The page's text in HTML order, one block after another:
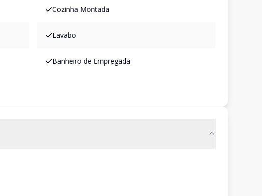
Cozinha Montada
Lavabo
Banheiro de Empregada